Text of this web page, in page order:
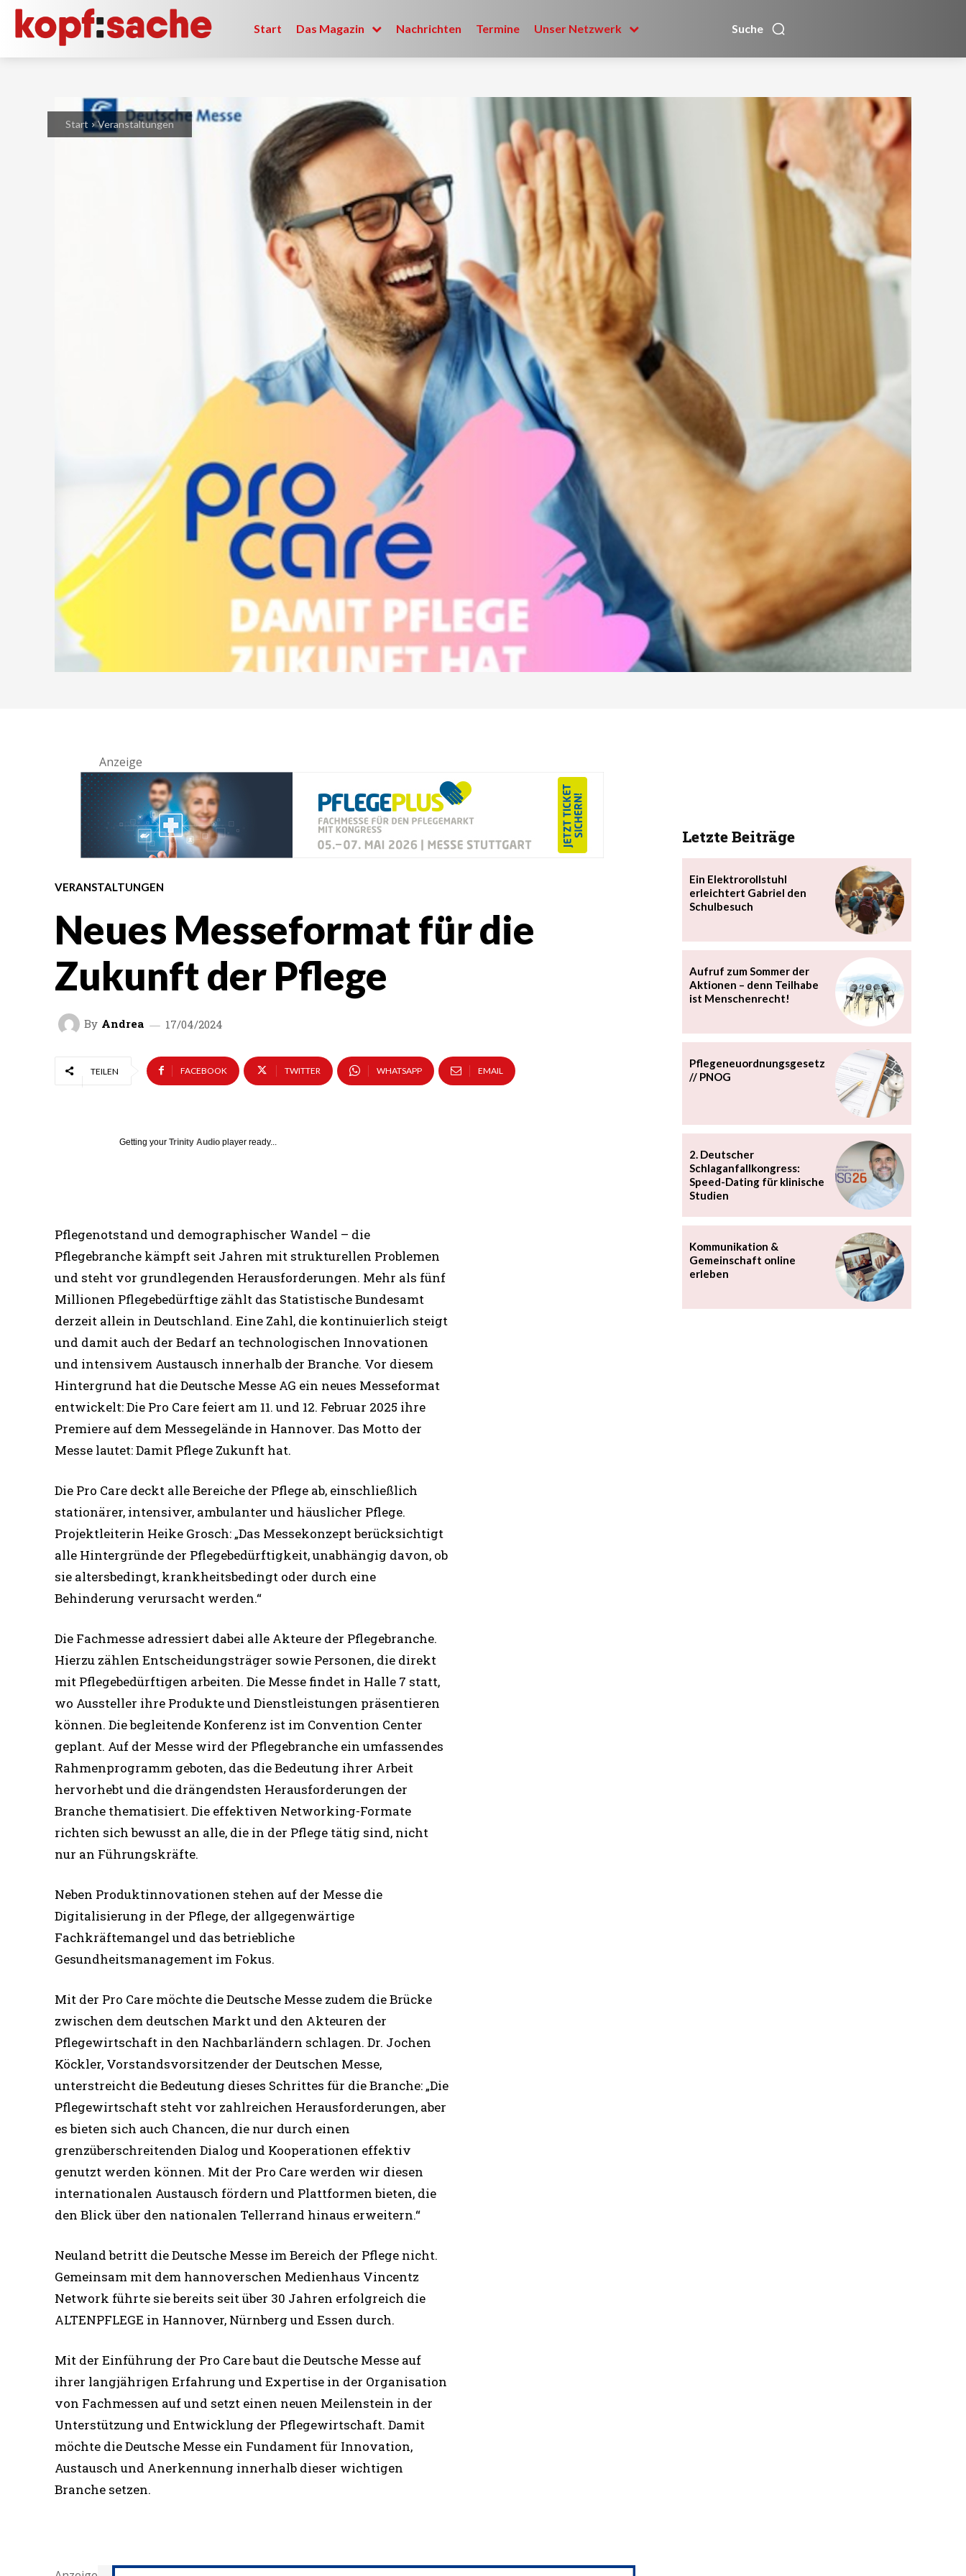
Start Das Magazin Nachrichten Termine Unser Netzwerk Suche
Start Veranstaltungen
Anzeige
VERANSTALTUNGEN
Neues Messeformat für die
Zukunft der Pflege
By Andrea 17/04/2024
TEILEN FACEBOOK TWITTER WHATSAPP EMAIL
Getting your Trinity Audio player ready...
Pflegenotstand und demographischer Wandel – die
Pflegebranche kämpft seit Jahren mit strukturellen Problemen
und steht vor grundlegenden Herausforderungen. Mehr als fünf
Millionen Pflegebedürftige zählt das Statistische Bundesamt
derzeit allein in Deutschland. Eine Zahl, die kontinuierlich steigt
und damit auch der Bedarf an technologischen Innovationen
und intensivem Austausch innerhalb der Branche. Vor diesem
Hintergrund hat die Deutsche Messe AG ein neues Messeformat
entwickelt: Die Pro Care feiert am 11. und 12. Februar 2025 ihre
Premiere auf dem Messegelände in Hannover. Das Motto der
Messe lautet: Damit Pflege Zukunft hat.
Die Pro Care deckt alle Bereiche der Pflege ab, einschließlich
stationärer, intensiver, ambulanter und häuslicher Pflege.
Projektleiterin Heike Grosch: „Das Messekonzept berücksichtigt
alle Hintergründe der Pflegebedürftigkeit, unabhängig davon, ob
sie altersbedingt, krankheitsbedingt oder durch eine
Behinderung verursacht werden.“
Die Fachmesse adressiert dabei alle Akteure der Pflegebranche.
Hierzu zählen Entscheidungsträger sowie Personen, die direkt
mit Pflegebedürftigen arbeiten. Die Messe findet in Halle 7 statt,
wo Aussteller ihre Produkte und Dienstleistungen präsentieren
können. Die begleitende Konferenz ist im Convention Center
geplant. Auf der Messe wird der Pflegebranche ein umfassendes
Rahmenprogramm geboten, das die Bedeutung ihrer Arbeit
hervorhebt und die drängendsten Herausforderungen der
Branche thematisiert. Die effektiven Networking-Formate
richten sich bewusst an alle, die in der Pflege tätig sind, nicht
nur an Führungskräfte.
Neben Produktinnovationen stehen auf der Messe die
Digitalisierung in der Pflege, der allgegenwärtige
Fachkräftemangel und das betriebliche
Gesundheitsmanagement im Fokus.
Mit der Pro Care möchte die Deutsche Messe zudem die Brücke
zwischen dem deutschen Markt und den Akteuren der
Pflegewirtschaft in den Nachbarländern schlagen. Dr. Jochen
Köckler, Vorstandsvorsitzender der Deutschen Messe,
unterstreicht die Bedeutung dieses Schrittes für die Branche: „Die
Pflegewirtschaft steht vor zahlreichen Herausforderungen, aber
es bieten sich auch Chancen, die nur durch einen
grenzüberschreitenden Dialog und Kooperationen effektiv
genutzt werden können. Mit der Pro Care werden wir diesen
internationalen Austausch fördern und Plattformen bieten, die
den Blick über den nationalen Tellerrand hinaus erweitern.“
Neuland betritt die Deutsche Messe im Bereich der Pflege nicht.
Gemeinsam mit dem hannoverschen Medienhaus Vincentz
Network führte sie bereits seit über 30 Jahren erfolgreich die
ALTENPFLEGE in Hannover, Nürnberg und Essen durch.
Mit der Einführung der Pro Care baut die Deutsche Messe auf
ihrer langjährigen Erfahrung und Expertise in der Organisation
von Fachmessen auf und setzt einen neuen Meilenstein in der
Unterstützung und Entwicklung der Pflegewirtschaft. Damit
möchte die Deutsche Messe ein Fundament für Innovation,
Austausch und Anerkennung innerhalb dieser wichtigen
Branche setzen.
Letzte Beiträge
Ein Elektrorollstuhl
erleichtert Gabriel den
Schulbesuch
Aufruf zum Sommer der
Aktionen – denn Teilhabe
ist Menschenrecht!
Pflegeneuordnungsgesetz
// PNOG
2. Deutscher
Schlaganfallkongress:
Speed-Dating für klinische
Studien
Kommunikation &
Gemeinschaft online
erleben